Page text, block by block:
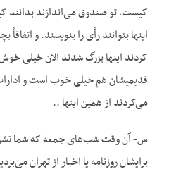
کیست، تو صندوق می‌‌‌اندازند بدانند
اینها بتوانند رأی را بنویسند. و
کردند اینها بزرگ شدند الان خیلی
قديميشان هم خیلی خوب است و ادارات
می‌‌‌کردند از همین اینها ..
س- آن وقت شب‌های جمعه که شما
برایشان روزنامه یا اخبار از تهران